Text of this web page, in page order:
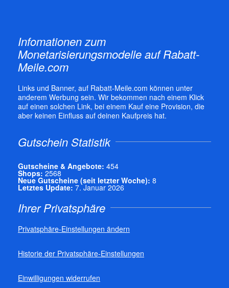
Infomationen zum
Monetarisierungsmodelle auf Rabatt-
Meile.com
Links und Banner, auf Rabatt-Meile.com können unter
anderem Werbung sein. Wir bekommen nach einem Klick
auf einen solchen Link, bei einem Kauf eine Provision, die
aber keinen Einfluss auf deinen Kaufpreis hat.
Gutschein Statistik
Gutscheine & Angebote: 454
Shops: 2568
Neue Gutscheine (seit letzter Woche): 8
Letztes Update: 7. Januar 2026
Ihrer Privatsphäre
Privatsphäre-Einstellungen ändern
Historie der Privatsphäre-Einstellungen
Einwilligungen widerrufen